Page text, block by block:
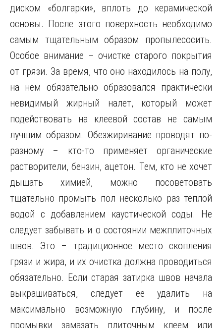
диском «болгарки», вплоть до керамической
основы. После этого поверхность необходимо
самым тщательным образом пропылесосить.
Особое внимание – очистке старого покрытия
от грязи. За время, что оно находилось на полу,
на нем обязательно образовался практически
невидимый жирный налет, который может
подействовать на клеевой состав не самым
лучшим образом. Обезжиривание проводят по-
разному – кто-то применяет органические
растворители, бензин, ацетон. Тем, кто не хочет
дышать химией, можно посоветовать
тщательно промыть пол несколько раз теплой
водой с добавлением каустической соды. Не
следует забывать и о состоянии межплиточных
швов. Это – традиционное место скопления
грязи и жира, и их очистка должна проводиться
обязательно. Если старая затирка швов начала
выкрашиваться, следует ее удалить на
максимально возможную глубину, и после
промывки замазать плиточным клеем или